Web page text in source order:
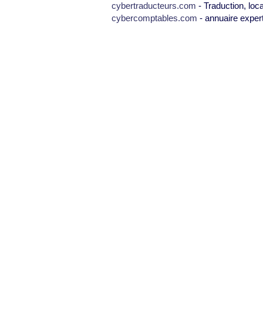
cybertraducteurs.com - Traduction,
cybercomptables.com - annuaire